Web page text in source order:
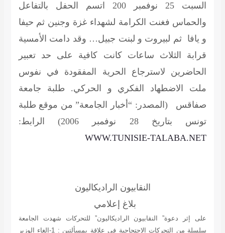
السبت 25 نوفمبر 200 اتسم الحفل بالتفاعل
والحماس فغنت الكرامة لشهداء غزة وجنين ثم حيفا
و يافا ثم لبيروت و لبنت جبيل… وقد دامت الأمسية
قرابة الثلاث ساعات كانت كافية على حد تعبير
الحاضرين لاسترجاع الحرية المفقودة في نفوس
ملت الاضطهاد الفكري و الحركي. طلبة جامعة
صفاقس(المصدر: “أخبار الجامعة” من موقع طلبة
تونس بتاريخ 28 نوفمبر 2006) الرابط:
WWW.TUNISIE-TALABA.NET
النقابيون الراديكاليون
بلاغ إعلامي
على إثر دعوة” النقابيون الراديكاليون” للتحركات شهدت الجامعة
سلسلة من التحركات الإحتجاجية في علاقة بمسألتين : 1-إلغاء الوزير